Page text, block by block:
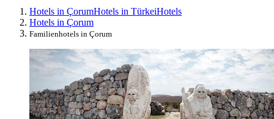
Hotels in ÇorumHotels in TürkeiHotels
Hotels in Çorum
Familienhotels in Çorum